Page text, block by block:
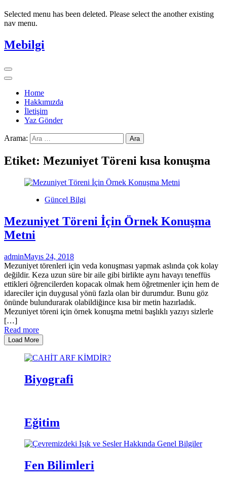
Selected menu has been deleted. Please select the another existing
nav menu.
Mebilgi
Home
Hakkımızda
İletişim
Yaz Gönder
Arama:
Etiket: Mezuniyet Töreni kısa konuşma
Güncel Bilgi
Mezuniyet Töreni İçin Örnek Konuşma
Metni
adminMayıs 24, 2018
Mezuniyet törenleri için veda konuşması yapmak aslında çok kolay
değildir. Keza uzun süre bir aile gibi birlikte aynı havayı teneffüs
ettikleri öğrencilerden kopacak olmak hem öğretmenler için hem de
idareciler için duygusal yönü fazla olan bir durumdur. Bunu göz
önünde bulundurarak olabildiğince kısa bir metin hazırladık.
Mezuniyet töreni için örnek konuşma metni başlıklı yazıyı sizlerle
[…]
Read more
Load More
Biyografi
Eğitim
Fen Bilimleri